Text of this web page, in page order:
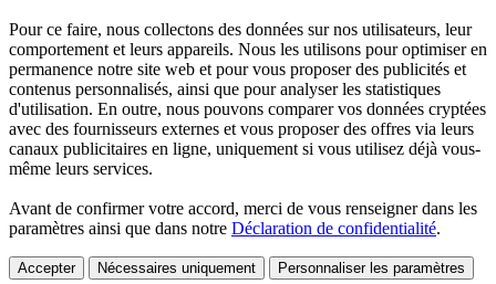
Pour ce faire, nous collectons des données sur nos utilisateurs, leur
comportement et leurs appareils. Nous les utilisons pour optimiser en
permanence notre site web et pour vous proposer des publicités et
contenus personnalisés, ainsi que pour analyser les statistiques
d'utilisation. En outre, nous pouvons comparer vos données cryptées
avec des fournisseurs externes et vous proposer des offres via leurs
canaux publicitaires en ligne, uniquement si vous utilisez déjà vous-
même leurs services.
Avant de confirmer votre accord, merci de vous renseigner dans les
paramètres ainsi que dans notre Déclaration de confidentialité.
Accepter Nécessaires uniquement Personnaliser les paramètres